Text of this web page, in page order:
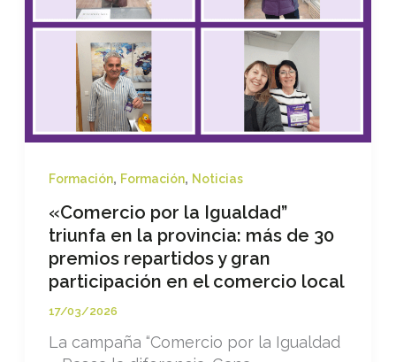
Formación, Formación, Noticias
«Comercio por la Igualdad”
triunfa en la provincia: más de 30
premios repartidos y gran
participación en el comercio local
17/03/2026
La campaña “Comercio por la Igualdad